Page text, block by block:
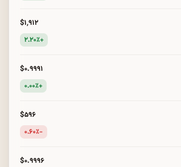
$۱٬۹۱۲
+۲.۲۰٪
$۰.۹۹۹۱
+۰.۰۰٪
$۵۹۶
-۰.۶۰٪
$۰.۹۹۹۶